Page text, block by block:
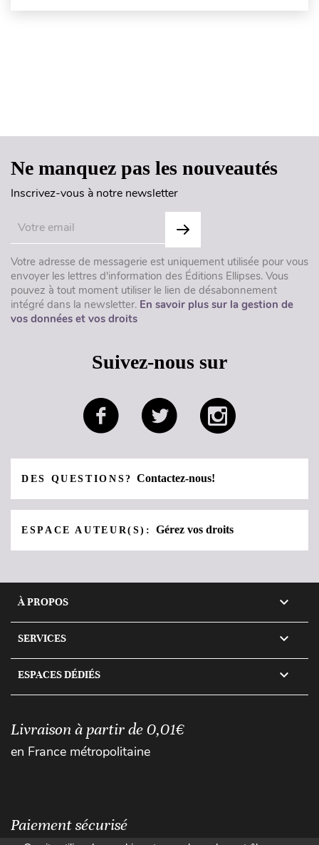
Ne manquez pas les nouveautés
Inscrivez-vous à notre newsletter
Votre adresse de messagerie est uniquement utilisée pour vous
envoyer les lettres d'information des Éditions Ellipses. Vous
pouvez à tout moment utiliser le lien de désabonnement
intégré dans la newsletter. En savoir plus sur la gestion de
vos données et vos droits
Suivez-nous sur
DES QUESTIONS?Contactez-nous!
ESPACE AUTEUR(S):Gérez vos droits
À PROPOS 
SERVICES 
ESPACES DÉDIÉS 
Livraison à partir de 0,01€
en France métropolitaine
Paiement sécurisé